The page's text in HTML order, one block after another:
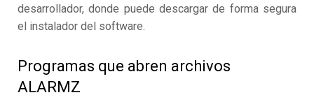
desarrollador, donde puede descargar de forma segura
el instalador del software.
Programas que abren archivos
ALARMZ